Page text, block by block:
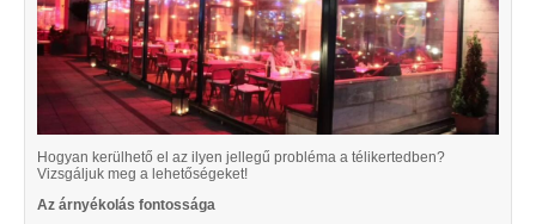
Hogyan kerülhető el az ilyen jellegű probléma a télikertedben?
Vizsgáljuk meg a lehetőségeket!
Az árnyékolás fontossága